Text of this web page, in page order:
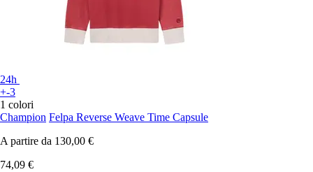
24h
+-3
1 colori
Champion Felpa Reverse Weave Time Capsule
A partire da 130,00 €
74,09 €